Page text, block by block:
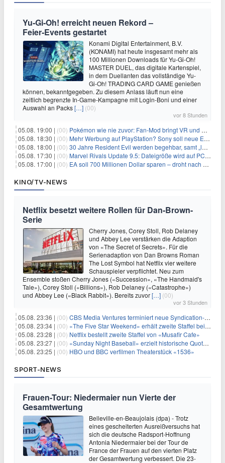
Yu‑Gi‑Oh! erreicht neuen Rekord –
Feier‑Events gestartet
Konami Digital Entertainment, B.V.
(KONAMI) hat heute insgesamt mehr als
100 Millionen Downloads für Yu-Gi-Oh!
MASTER DUEL, das digitale Kartenspiel,
in dem Duellanten das vollständige Yu-
Gi-Oh! TRADING CARD GAME genießen
können, bekanntgegeben. Zu diesem Anlass läuft nun eine
zeitlich begrenzte In-Game-Kampagne mit Login-Boni und einer
Auswahl an Packs[…] (00)
vor 8 Stunden
05.08. 19:00 | (00) Pokémon wie nie zuvor: Fan-Mod bringt VR und Ego-Perspektive nach Kanto
05.08. 18:30 | (00) Mehr Werbung auf PlayStation? Sony soll neue Einnahmequellen prüfen
05.08. 18:00 | (00) 30 Jahre Resident Evil werden begehbar, samt „lebensgroßem Leon“
05.08. 17:30 | (00) Marvel Rivals Update 9.5: Dateigröße wird auf PC und Konsolen deutlich reduziert
05.08. 17:00 | (00) EA soll 700 Millionen Dollar sparen – droht nach der Übernahme die nächste Entlassungswelle?
KINO/TV-NEWS
Netflix besetzt weitere Rollen für Dan-Brown-
Serie
Cherry Jones, Corey Stoll, Rob Delaney
und Abbey Lee verstärken die Adaption
von «The Secret of Secrets». Für die
Serienadaption von Dan Browns Roman
The Lost Symbol hat Netflix vier weitere
Schauspieler verpflichtet. Neu zum
Ensemble stoßen Cherry Jones («Succession», «The Handmaid's
Tale»), Corey Stoll («Billions»), Rob Delaney («Catastrophe»)
und Abbey Lee («Black Rabbit»). Bereits zuvor[…] (00)
vor 3 Stunden
05.08. 23:36 | (00) CBS Media Ventures terminiert neue Syndication-Formate
05.08. 23:34 | (00) «The Five Star Weekend» erhält zweite Staffel bei Peacock
05.08. 23:28 | (00) Netflix bestellt zweite Staffel von «Musafir Cafe»
05.08. 23:27 | (00) «Sunday Night Baseball» erzielt historische Quotenserie für NBC
05.08. 23:25 | (00) HBO und BBC verfilmen Theaterstück «1536»
SPORT-NEWS
Frauen-Tour: Niedermaier nun Vierte der
Gesamtwertung
Belleville-en-Beaujolais (dpa) - Trotz
eines gescheiterten Ausreißversuchs hat
sich die deutsche Radsport-Hoffnung
Antonia Niedermaier bei der Tour de
France der Frauen auf den vierten Platz
der Gesamtwertung verbessert. Die 23-